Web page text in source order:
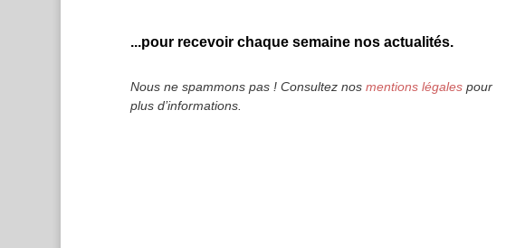
...pour recevoir chaque semaine nos actualités.
Nous ne spammons pas ! Consultez nos mentions légalespour
plus d’informations.